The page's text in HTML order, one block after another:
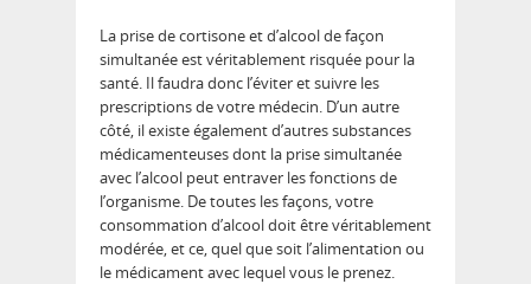
La prise de cortisone et d’alcool de façon
simultanée est véritablement risquée pour la
santé. Il faudra donc l’éviter et suivre les
prescriptions de votre médecin. D’un autre
côté, il existe également d’autres substances
médicamenteuses dont la prise simultanée
avec l’alcool peut entraver les fonctions de
l’organisme. De toutes les façons, votre
consommation d’alcool doit être véritablement
modérée, et ce, quel que soit l’alimentation ou
le médicament avec lequel vous le prenez.